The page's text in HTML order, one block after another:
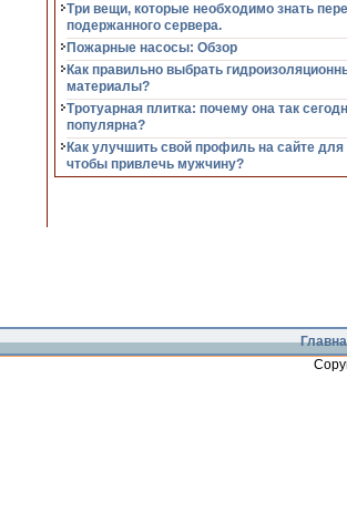
Три вещи, которые необходимо знать
подержанного сервера.
Пожарные насосы: Обзор
Как правильно выбрать
материалы?
Тротуарная плитка: почему она так
популярна?
Как улучшить свой профиль на сайте для
чтобы привлечь мужчину?